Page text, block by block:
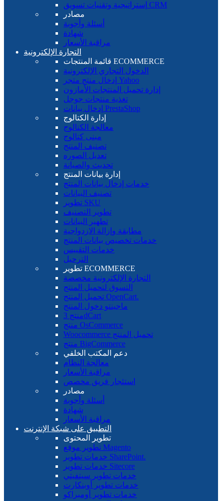
إستراتيجية وتقنيات تسويق CRM
مصادر
أسئلة وأجوبة
شهادة
مراقبة الأسعار
التجارة الإلكترونية
قائمة المنتجات ECOMMERCE
الدخول التجاري الإلكترونية
إدخال منتج متجر Yahoo
إدارة تحميل المنتجات الأمازون
تغذية منتجات جوجل
إدخال بيانات PrestaShop
إدارة الكتالوج
معالجة الكتالوج
مبنى كتالوج
تصنيف المنتج
تعديل الصوره
تحديث والصيانة
إدارة بيانات المنتج
خدمات إدخال بيانات المنتج
تصنيف البيانات
تطوير SKU
تطوير التصنيف
تطهير البيانات
مطابقة وإزالة الازدواجية
خدمات تخصيص بيانات المنتج
خدمات التقييس
الترحيل
تطوير ECOMMERCE
التجارة الإلكترونية مخصصة
التسوق لتحميل المنتج
تحميل المنتج OpenCart.
ماجينتو دخول المنتج
منتج 3dCart
منتج OsCommerce
Woocommerce تحميل المنتج
منتج BigCommerce
دعم المكتب الخلفي
معالجة النظام
مراقبة الأسعار
استئجار فريق مخصص
مصادر
أسئلة وأجوبة
شهادة
مراقبة الأسعار
التطبيق على شبكة الإنترنت
تطوير المحتوى
تطوير موقع Magento
خدمات تطوير SharePoint.
خدمات تطوير Sitecore
خدمات تطوير سيتفيتي
خدمات تطوير أوبنكارت
خدمات تطوير أومبراكو